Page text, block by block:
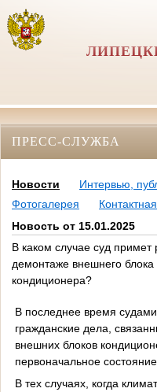
ПРЕСС-СЛУЖБА
Новости
Интервью,
Фотогалерея
Новость от 15.01.2025
В каком случае суд
демонтаже внешнего блока
кондиционера?
В последнее время
гражданские дела,
внешних блоков
первоначальное состояние.
В тех случаях, когда